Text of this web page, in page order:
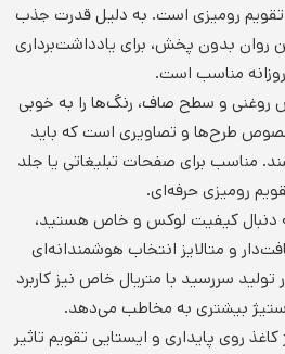
رومیزی است. به دلیل قدرت جذب
روان بدون پخش، برای یادداشت‌برداری
روزانه مناسب است.
روغنی و سطح صاف، رنگ‌ها را به خوبی
طرح‌ها و تصاویری است که باید
مناسب برای صفحات تبلیغاتی یا جلد
رومیزی حرفه‌ای.
دنبال کیفیت لوکس و خاص هستید،
و متالایز انتخاب هوشمندانه‌ای
سررسید با متریال خاص نیز کاربرد
بیشتری به مخاطب می‌دهد.
کاغذ روی پایداری و ایستایی تقویم تاثیر